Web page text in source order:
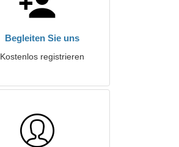
Begleiten Sie uns
Kostenlos registrieren